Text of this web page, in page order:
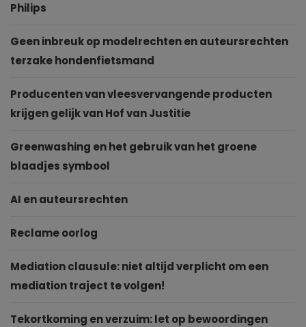
Philips
Geen inbreuk op modelrechten en auteursrechten
terzake hondenfietsmand
Producenten van vleesvervangende producten
krijgen gelijk van Hof van Justitie
Greenwashing en het gebruik van het groene
blaadjes symbool
AI en auteursrechten
Reclame oorlog
Mediation clausule: niet altijd verplicht om een
mediation traject te volgen!
Tekortkoming en verzuim: let op bewoordingen